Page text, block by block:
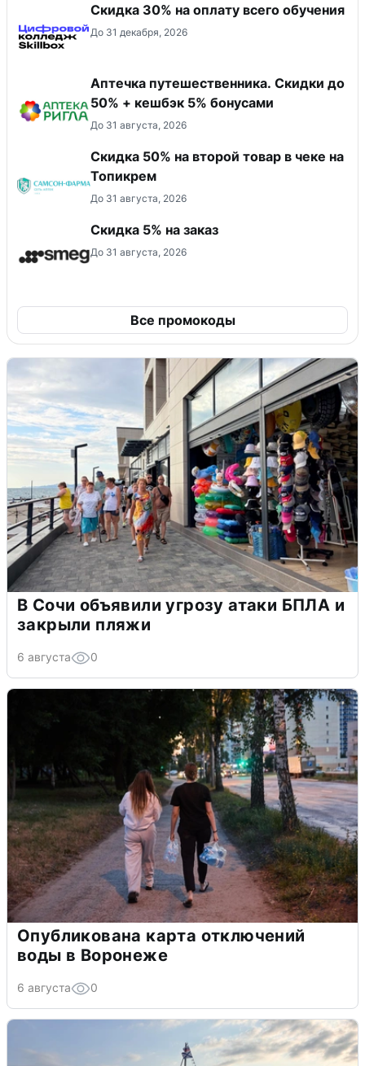
Скидка 30% на оплату всего обучения
До 31 декабря, 2026
Аптечка путешественника. Скидки до
50% + кешбэк 5% бонусами
До 31 августа, 2026
Скидка 50% на второй товар в чеке на
Топикрем
До 31 августа, 2026
Скидка 5% на заказ
До 31 августа, 2026
Все промокоды
В Сочи объявили угрозу атаки БПЛА и
закрыли пляжи
6 августа 0
Опубликована карта отключений
воды в Воронеже
6 августа 0